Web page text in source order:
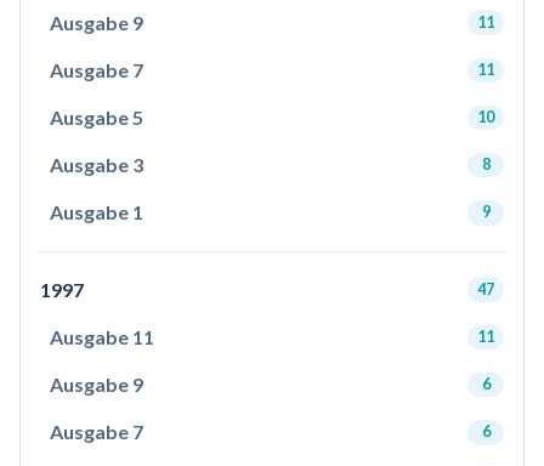
Ausgabe 9 11
Ausgabe 7 11
Ausgabe 5 10
Ausgabe 3 8
Ausgabe 1 9
1997 47
Ausgabe 11 11
Ausgabe 9 6
Ausgabe 7 6